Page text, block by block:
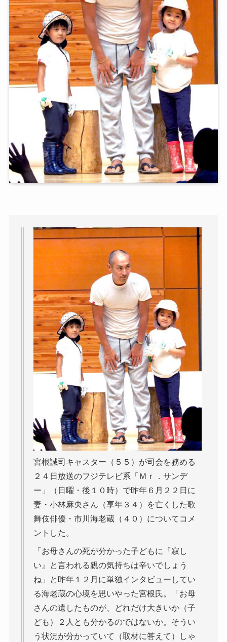
宮根誠司キャスター（５５）が司会を務める
２４日放送のフジテレビ系「Ｍｒ．サンデ
ー」（日曜・後１０時）で昨年６月２２日に
妻・小林麻央さん（享年３４）を亡くした歌
舞伎俳優・市川海老蔵（４０）についてコメ
ントした。
「お母さんの死が分かった子どもに『寂し
い』と言われる親の気持ちは辛いでしょう
ね」と昨年１２月に単独インタビューしてい
る海老蔵の心境を思いやった宮根氏。「お母
さんの遺したものが、どれだけ大きいか（子
ども）２人とも分かるのではないか。そうい
う状況が分かっていて（取材に答えて）しゃ